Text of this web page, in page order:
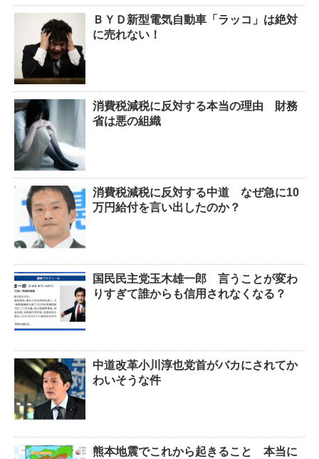
ＢＹＤ新型電気自動車「ラッコ」は絶対
に売れない！
消費税減税に反対する本当の理由 財務
省は悪の組織
消費税減税に反対する中道 なぜ急に10
万円給付を言い出したのか？
国民民主党玉木雄一郎 言うことが変わ
りすぎて誰からも信用されなくなる？
中道改革小川淳也党首がバカにされてか
わいそうな件
熊本地震でこれから起きること 本当に